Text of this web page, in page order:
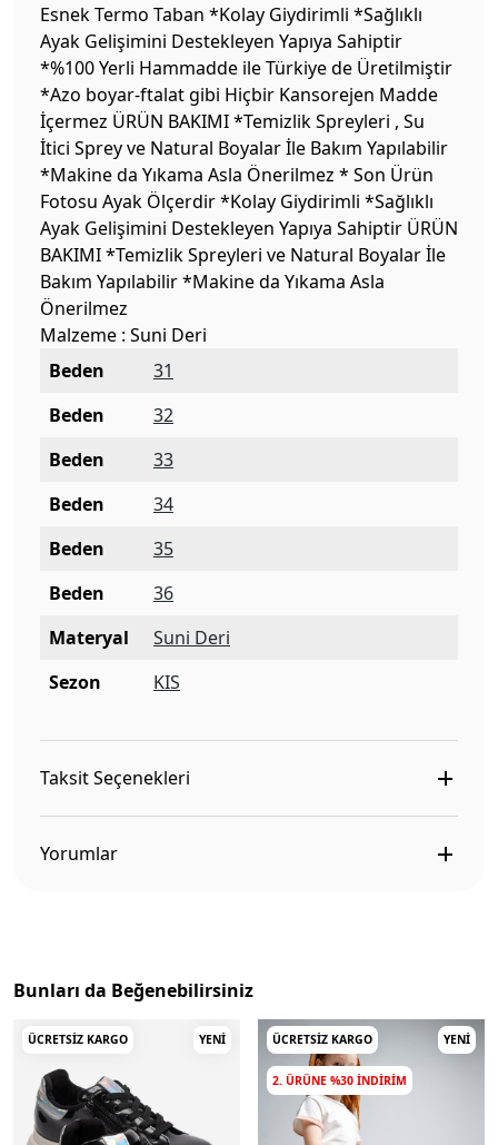
Esnek Termo Taban *Kolay Giydirimli *Sağlıklı
Ayak Gelişimini Destekleyen Yapıya Sahiptir
*%100 Yerli Hammadde ile Türkiye de Üretilmiştir
*Azo boyar-ftalat gibi Hiçbir Kansorejen Madde
İçermez ÜRÜN BAKIMI *Temizlik Spreyleri , Su
İtici Sprey ve Natural Boyalar İle Bakım Yapılabilir
*Makine da Yıkama Asla Önerilmez * Son Ürün
Fotosu Ayak Ölçerdir *Kolay Giydirimli *Sağlıklı
Ayak Gelişimini Destekleyen Yapıya Sahiptir ÜRÜN
BAKIMI *Temizlik Spreyleri ve Natural Boyalar İle
Bakım Yapılabilir *Makine da Yıkama Asla
Önerilmez
Malzeme : Suni Deri
Beden
31
Beden
32
Beden
33
Beden
34
Beden
35
Beden
36
Materyal
Suni Deri
Sezon
KIS
Taksit Seçenekleri
Yorumlar
Bunları da Beğenebilirsiniz
ÜCRETSIZ KARGO YENI ÜCRETSIZ KARGO YENI
2. ÜRÜNE %30 INDIRIM